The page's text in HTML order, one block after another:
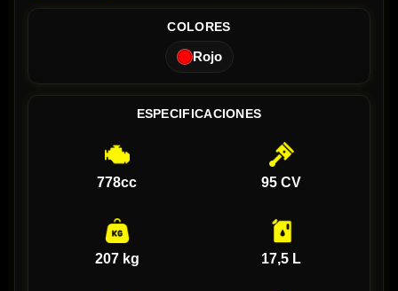
COLORES
Rojo
ESPECIFICACIONES
778cc 95 CV
207 kg 17,5 L